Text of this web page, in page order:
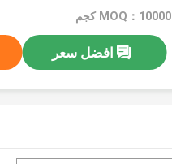
MOQ：10000 كجم
افضل سعر